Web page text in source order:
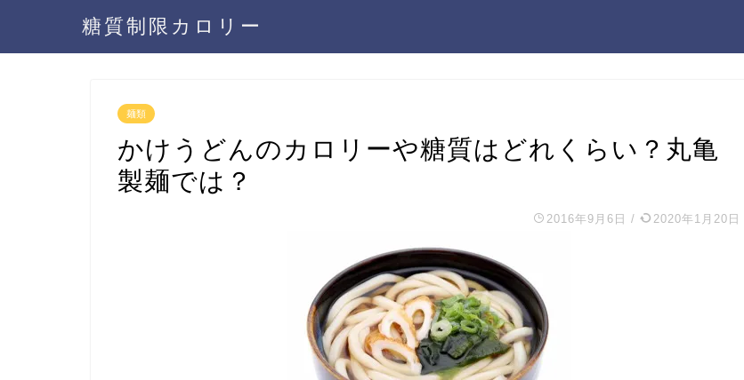
糖質制限カロリー
麺類
かけうどんのカロリーや糖質はどれくらい？丸亀
製麺では？
2016年9月6日 / 2020年1月20日